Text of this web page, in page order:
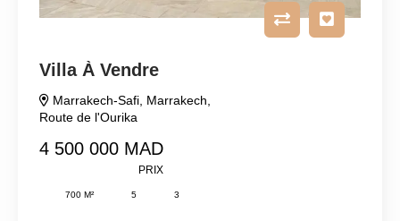
Villa À Vendre
Marrakech-Safi Marrakech
Route de l'Ourika
4 500 000 MAD
PRIX
700 M² 5 3